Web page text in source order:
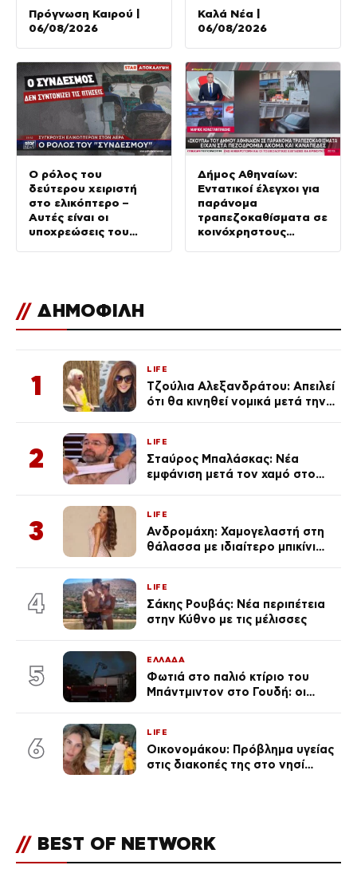
Πρόγνωση Καιρού |
06/08/2026
Καλά Νέα |
06/08/2026
Ο ρόλος του
δεύτερου χειριστή
στο ελικόπτερο –
Αυτές είναι οι
υποχρεώσεις του
Δήμος Αθηναίων:
Εντατικοί έλεγχοι για
παράνομα
τραπεζοκαθίσματα σε
κοινόχρηστους
// ΔΗΜΟΦΙΛΗ
1
LIFE
Τζούλια Αλεξανδράτου: Απειλεί
ότι θα κινηθεί νομικά μετά την
2
LIFE
Σταύρος Μπαλάσκας: Νέα
εμφάνιση μετά τον χαμό στο
3
LIFE
Ανδρομάχη: Χαμογελαστή στη
θάλασσα με ιδιαίτερο μπικίνι
4
LIFE
Σάκης Ρουβάς: Νέα περιπέτεια
στην Κύθνο με τις μέλισσες
5
ΕΛΛΑΔΑ
Φωτιά στο παλιό κτίριο του
Μπάντμιντον στο Γουδή: οι
πλήθος ελλείψεων και σοβαρών
κενών»
6
LIFE
Οικονομάκου: Πρόβλημα υγείας
στις διακοπές της στο νησί
// BEST OF NETWORK